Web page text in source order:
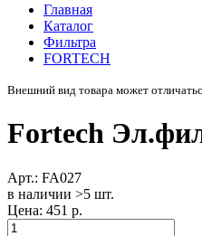
Главная
Каталог
Фильтра
FORTECH
Внешний вид товара может
Fortech
Арт.: FA027
в наличии >5 шт. ​
Цена: 451 р.